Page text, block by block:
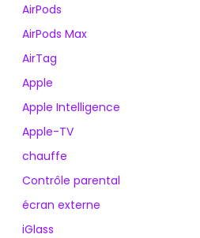
AirPods
AirPods Max
AirTag
Apple
Apple Intelligence
Apple-TV
chauffe
Contrôle parental
écran externe
iGlass